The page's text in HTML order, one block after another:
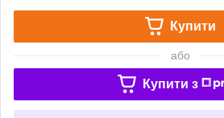
Купити
або
Купити з